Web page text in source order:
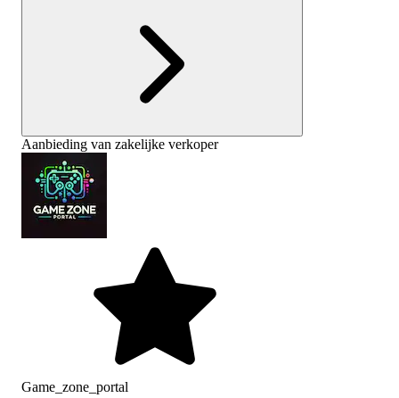
Aanbieding van zakelijke verkoper
Game_zone_portal